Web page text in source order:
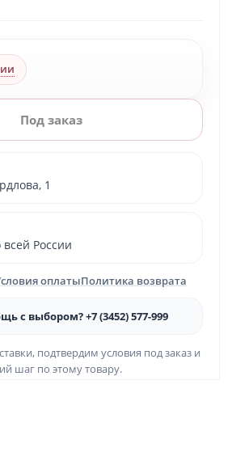
Под заказ
1
России
оплатыПолитика возврата
с выбором? +7 (3452) 577-999
подтвердим условия под заказ и
шаг по этому товару.